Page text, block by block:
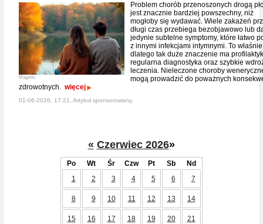
Magnific
Problem chorób przenoszonych drogą
jest znacznie bardziej powszechny, niż
mogłoby się wydawać. Wiele zakażeń
długi czas przebiega bezobjawowo lub
jedynie subtelne symptomy, które łatwo
z innymi infekcjami intymnymi. To właśnie
dlatego tak duże znaczenie ma
regularna diagnostyka oraz szybkie
leczenia. Nieleczone choroby
mogą prowadzić do poważnych
zdrowotnych. więcej
01-06-2026, 17:21, Artykuł sponsorowany,
« Czerwiec 2026»
Po Wt Śr Czw Pt Sb
Nd
1
2 3 4 5 6 7
8 9 10 11 12 13 14
15 16 17 18 19 20 21